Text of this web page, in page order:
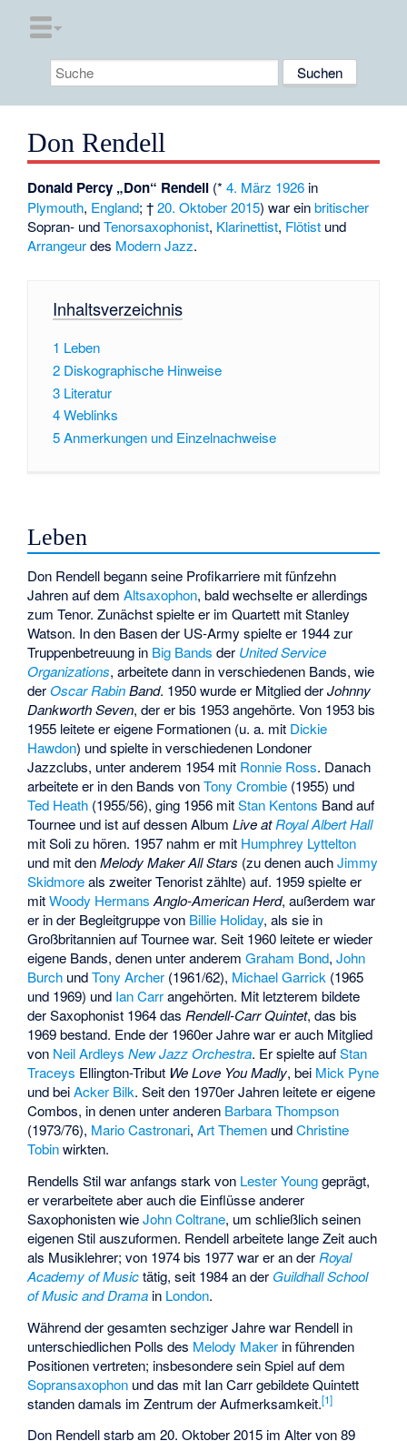
Don Rendell
Donald Percy „Don“ Rendell (*4. März 1926 in
Plymouth, England; †20. Oktober 2015) war einbritischer
Sopran- undTenorsaxophonist, Klarinettist, Flötist und
Arrangeurdes Modern Jazz.
Inhaltsverzeichnis
1 Leben
2 Diskographische Hinweise
3 Literatur
4Weblinks
5Anmerkungen und Einzelnachweise
Leben
Don Rendell begann seine Profikarriere mit fünfzehn
Jahren auf demAltsaxophon, bald wechselte er allerdings
zum Tenor. Zunächst spielte er im Quartett mitStanley
Watson. In den Basen der US-Army spielte er 1944 zur
Truppenbetreuung in Big Bands der United Service
Organizations, arbeitete dann in verschiedenen Bands, wie
derOscar RabinBand. 1950 wurde er Mitglied derJohnny
Dankworth Seven, der er bis 1953 angehörte. Von 1953 bis
1955 leitete er eigene Formationen (u. a. mit Dickie
Hawdon) und spielte in verschiedenen Londoner
Jazzclubs, unter anderem 1954 mit Ronnie Ross. Danach
arbeitete er in den Bands vonTony Crombie (1955) und
Ted Heath (1955/56), ging 1956 mitStan Kentons Band auf
Tournee und ist auf dessen AlbumLive atRoyal Albert Hall
mit Soli zu hören. 1957 nahm er mit Humphrey Lyttelton
und mit denMelody Maker All Stars (zu denen auchJimmy
Skidmoreals zweiter Tenorist zählte) auf. 1959 spielte er
mitWoody Hermans Anglo-American Herd, außerdem war
er in der Begleitgruppe von Billie Holiday, als sie in
Großbritannien auf Tournee war. Seit 1960 leitete er wieder
eigene Bands, denen unter anderemGraham Bond,John
Burch undTony Archer (1961/62), Michael Garrick (1965
und 1969) und Ian Carrangehörten. Mit letzterem bildete
der Saxophonist 1964 dasRendell-Carr Quintet, das bis
1969 bestand. Ende der 1960er Jahre war er auch Mitglied
von Neil Ardleys New Jazz Orchestra. Er spielte aufStan
Traceys Ellington-Tribut We Love You Madly, bei Mick Pyne
und beiAcker Bilk. Seit den 1970er Jahren leitete er eigene
Combos, in denen unter anderen Barbara Thompson
(1973/76), Mario Castronari,Art Themen undChristine
Tobinwirkten.
Rendells Stil war anfangs stark von Lester Younggeprägt,
er verarbeitete aber auch die Einflüsse anderer
Saxophonisten wieJohn Coltrane, um schließlich seinen
eigenen Stil auszuformen. Rendell arbeitete lange Zeit auch
als Musiklehrer; von 1974 bis 1977 war er an der Royal
Academy of Musictätig, seit 1984 an der Guildhall School
of Music and Drama in London.
Während der gesamten sechziger Jahre war Rendell in
unterschiedlichen Polls des Melody Maker in führenden
Positionen vertreten; insbesondere sein Spiel auf dem
Sopransaxophon und das mit Ian Carr gebildete Quintett
standen damals im Zentrum der Aufmerksamkeit.[1]
Don Rendell starb am 20. Oktober 2015 im Alter von 89